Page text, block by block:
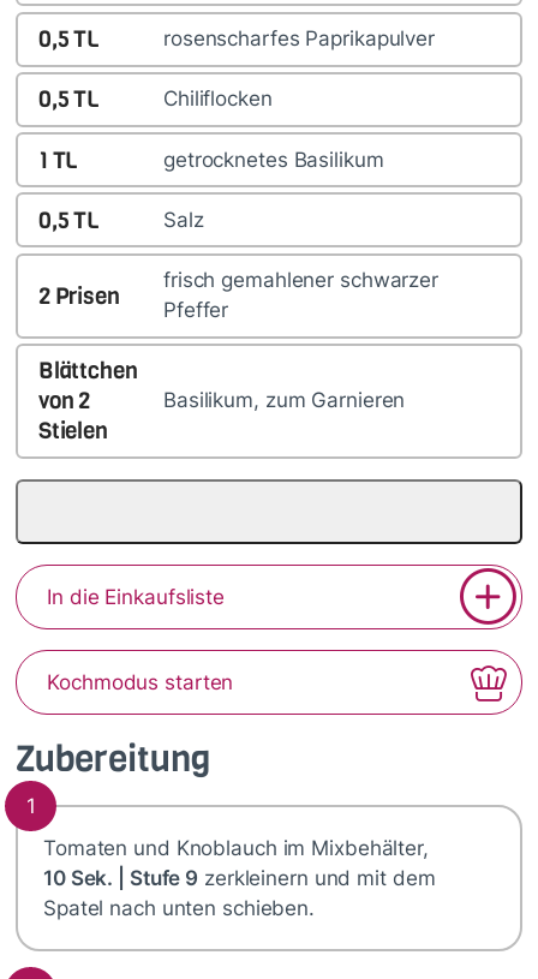
Zubereitung
1
Tomaten und Knoblauch im Mixbehälter,
10 Sek. | Stufe 9 zerkleinern und mit dem
Spatel nach unten schieben.
0,5TL rosenscharfes Paprikapulver
0,5TL Chiliflocken
1 TL getrocknetes Basilikum
0,5TL Salz
2 Prisen
frisch gemahlener schwarzer
Pfeffer
Blättchen
von2
Stielen
Basilikum, zum Garnieren
In die Einkaufsliste
Kochmodus starten